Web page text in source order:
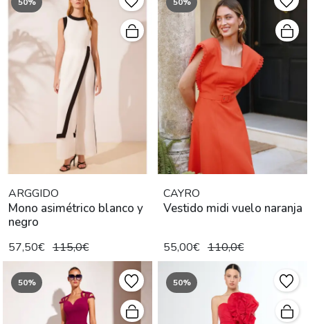
ARGGIDO
Mono asimétrico blanco y
negro
57,50€ 115,0€
CAYRO
Vestido midi vuelo naranja
55,00€ 110,0€
50% 50%